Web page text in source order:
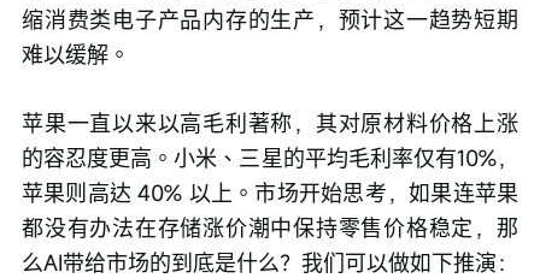
缩消费类电子产品内存的生产，预计这一趋势短期
难以缓解。
苹果一直以来以高毛利著称，其对原材料价格上涨
的容忍度更高。小米、三星的平均毛利率仅有10%，
苹果则高达 40% 以上。市场开始思考，如果连苹果
都没有办法在存储涨价潮中保持零售价格稳定，那
么AI带给市场的到底是什么？我们可以做如下推演：